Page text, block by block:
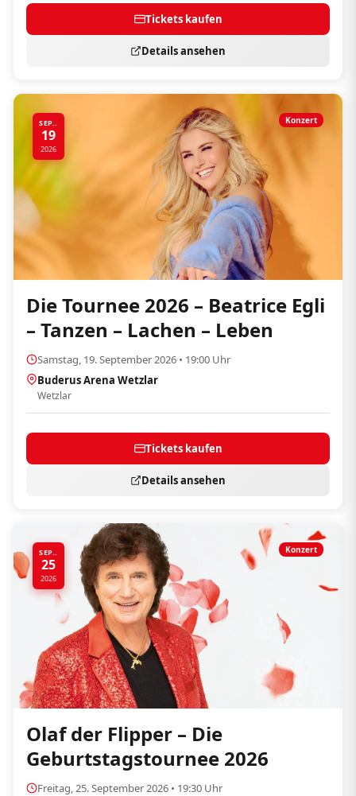
Tickets kaufen
Details ansehen
SEP..
19
2026
Konzert
Die Tournee 2026 – Beatrice Egli
– Tanzen – Lachen – Leben
Samstag, 19. September 2026 • 19:00 Uhr
Buderus Arena Wetzlar
Wetzlar
Tickets kaufen
Details ansehen
SEP..
25
2026
Konzert
Olaf der Flipper – Die
Geburtstagstournee 2026
Freitag, 25. September 2026 • 19:30 Uhr